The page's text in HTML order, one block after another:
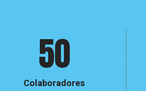
50
Colaboradores